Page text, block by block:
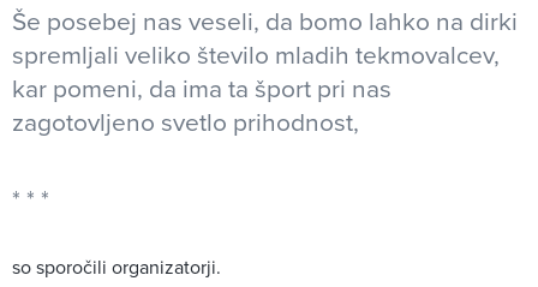
Še posebej nas veseli, da bomo lahko na dirki
spremljali veliko število mladih tekmovalcev,
kar pomeni, da ima ta šport pri nas
zagotovljeno svetlo prihodnost,
so sporočili organizatorji.